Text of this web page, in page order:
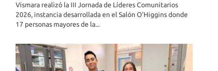
Vismara realizó la III Jornada de Líderes Comunitarios
2026, instancia desarrollada en el Salón O’Higgins donde
17 personas mayores de la...